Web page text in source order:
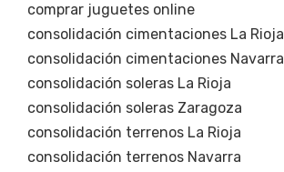
comprar juguetes online
consolidación cimentaciones La Rioja
consolidación cimentaciones Navarra
consolidación soleras La Rioja
consolidación soleras Zaragoza
consolidación terrenos La Rioja
consolidación terrenos Navarra